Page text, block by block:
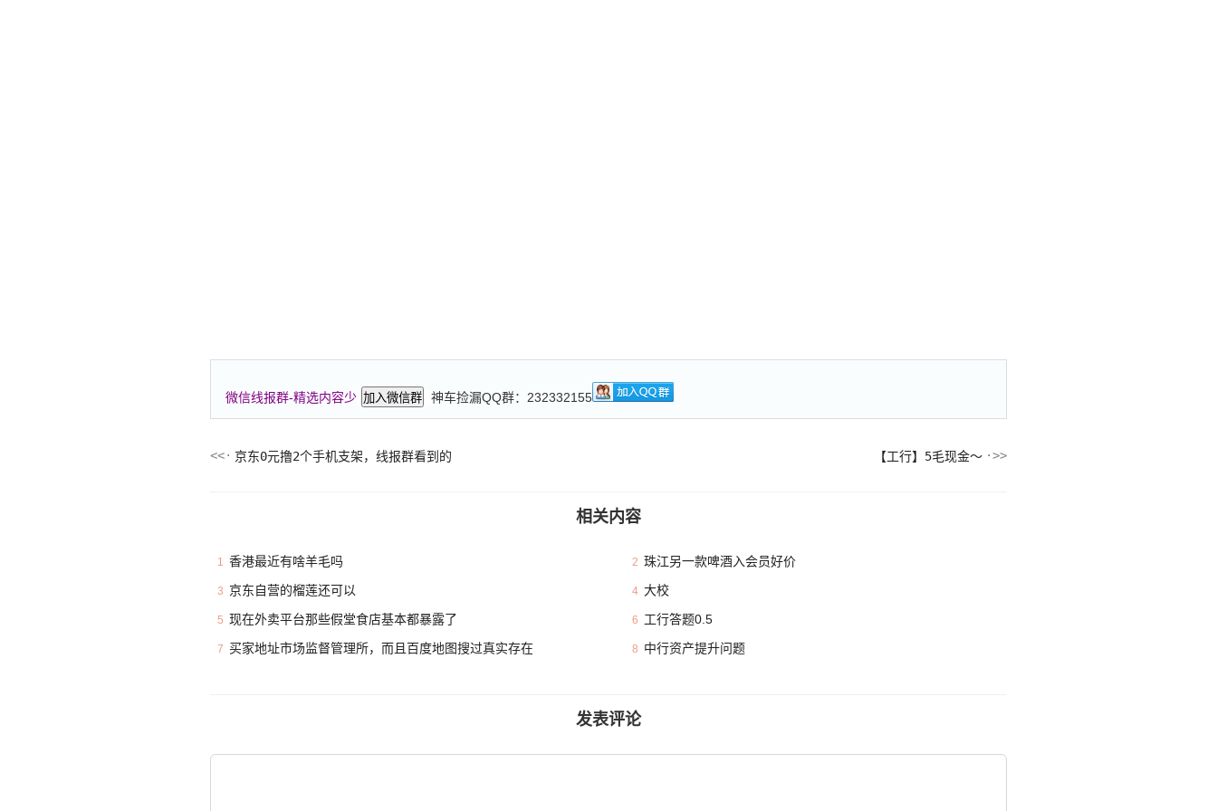
微信线报群-精选内容少 加入微信群 神车捡漏QQ群：232332155
京东0元撸2个手机支架，线报群看到的 【工行】5毛现金～
相关内容
1 香港最近有啥羊毛吗 2 珠江另一款啤酒入会员好价
3 京东自营的榴莲还可以 4 大校
5 现在外卖平台那些假堂食店基本都暴露了 6 工行答题0.5
7 买家地址市场监督管理所，而且百度地图搜过真实存在 8 中行资产提升问题
发表评论